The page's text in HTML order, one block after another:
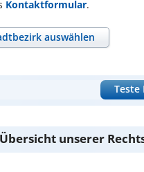
Kontaktformular.
auswählen
Teste
Übersicht unserer